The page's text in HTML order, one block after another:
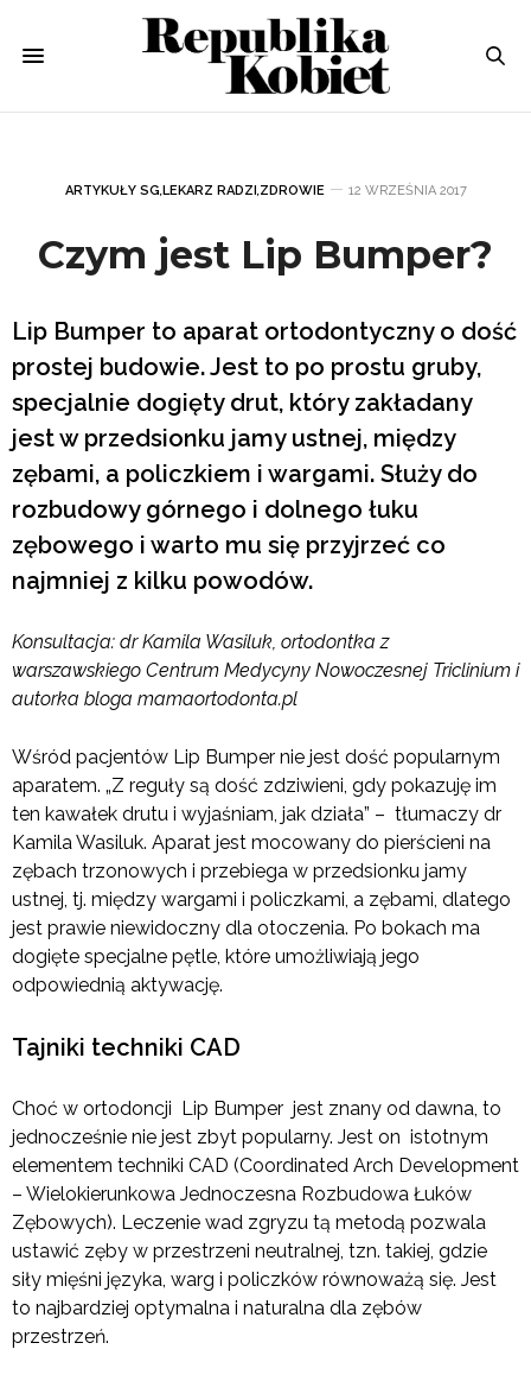
ARTYKUŁY SG,LEKARZ RADZI,ZDROWIE 12 WRZEŚNIA 2017
Czym jest Lip Bumper?
Lip Bumper to aparat ortodontyczny o dość
prostej budowie. Jest to po prostu gruby,
specjalnie dogięty drut, który zakładany
jest w przedsionku jamy ustnej, między
zębami, a policzkiem i wargami. Służy do
rozbudowy górnego i dolnego łuku
zębowego i warto mu się przyjrzeć co
najmniej z kilku powodów.
Konsultacja: dr Kamila Wasiluk, ortodontka z
warszawskiego Centrum Medycyny Nowoczesnej Triclinium i
autorka bloga mamaortodonta.pl
Wśród pacjentów Lip Bumper nie jest dość popularnym
aparatem. „Z reguły są dość zdziwieni, gdy pokazuję im
ten kawałek drutu i wyjaśniam, jak działa” – tłumaczy dr
Kamila Wasiluk. Aparat jest mocowany do pierścieni na
zębach trzonowych i przebiega w przedsionku jamy
ustnej, tj. między wargami i policzkami, a zębami, dlatego
jest prawie niewidoczny dla otoczenia. Po bokach ma
dogięte specjalne pętle, które umożliwiają jego
odpowiednią aktywację.
Tajniki techniki CAD
Choć w ortodoncji Lip Bumper jest znany od dawna, to
jednocześnie nie jest zbyt popularny. Jest on istotnym
elementem techniki CAD (Coordinated Arch Development
– Wielokierunkowa Jednoczesna Rozbudowa Łuków
Zębowych). Leczenie wad zgryzu tą metodą pozwala
ustawić zęby w przestrzeni neutralnej, tzn. takiej, gdzie
siły mięśni języka, warg i policzków równoważą się. Jest
to najbardziej optymalna i naturalna dla zębów
przestrzeń.